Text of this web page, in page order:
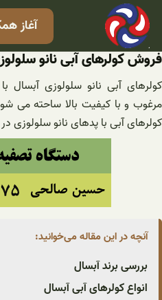
رفتن
محتوا
آغاز
فروش کولرهای آبی نانو
کولرهای آبی نانو سلولوزی آبسال
مرغوب و با کیفیت بالا ساحته می
کولرهای آبی با پدهای نانو سلولوزی
آنچه در این مقاله می‌خوانید:
بررسی برند آبسال
انواع کولرهای آبی آبسال